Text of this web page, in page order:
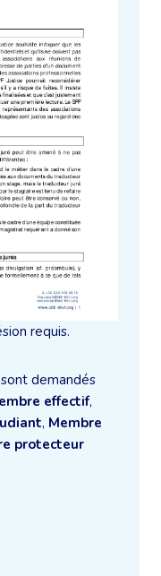
requis.
demandés
effectif,
, Membre
protecteur